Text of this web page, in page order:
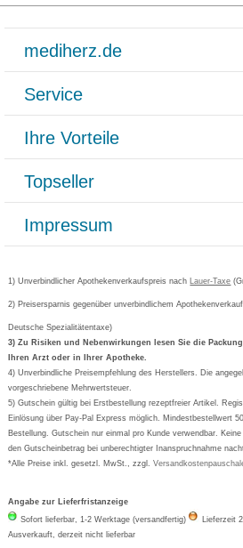
mediherz.de
Glossar
Häufig gestellte Fragen
Datenschutz
AGB
Cookie-Einstellungen
Vertrag widerrufen
Service
Rücksendemöglichkeit
Paketlieferstatus
Versandkosten
Bestellschein ausfüllen
Newsletteranmeldung
Ihre Vorteile
Rezeptlieferung
Bonusprogramm
Gutschein und Rabatte
Kundenbewertung
Topseller
Grippostad
Bepanthen
Formoline
Wick
Eucerin
Basica
Impressum
1) Unverbindlicher Apothekenverkaufspreis nach Lauer-Taxe
2) Preisersparnis gegenüber unverbindlichem
Deutsche Spezialitätentaxe)
3) Zu Risiken und Nebenwirkungen lesen Sie die
Ihren Arzt oder in Ihrer Apotheke.
4) Unverbindliche Preisempfehlung des Herstellers. Die
vorgeschriebene Mehrwertsteuer.
5) Gutschein gültig bei Erstbestellung rezeptfreier Artikel.
Einlösung über Pay-Pal Express möglich. Mindestbestellwert
Bestellung. Gutschein nur einmal pro Kunde verwendbar.
den Gutscheinbetrag bei unberechtigter Inanspruchnahme
*Alle Preise inkl. gesetzl. MwSt., zzgl.
Angabe zur Lieferfristanzeige
Sofort lieferbar, 1-2 Werktage (versandfertig)
Lieferzeit
Ausverkauft, derzeit nicht lieferbar